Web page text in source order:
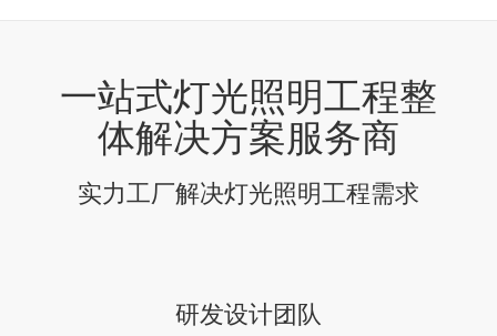
一站式灯光照明工程整
体解决方案服务商
实力工厂解决灯光照明工程需求
研发设计团队